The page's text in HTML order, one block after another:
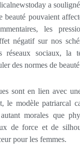
a
beauté pouvaient
les
négatif sur nos
réseaux sociaux, la
des normes de
sont en lien avec
le modèle patriarcal
morales que
de force et de
pour les femmes.